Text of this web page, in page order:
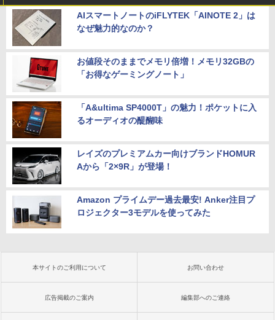
AIスマートノートのiFLYTEK「AINOTE 2」は
なぜ魅力的なのか？
お値段そのままでメモリ倍増！メモリ32GBの
「お得なゲーミングノート」
「A&ultima SP4000T」の魅力！ポケットに入
るオーディオの醍醐味
レイズのプレミアムカー向けブランドHOMUR
Aから「2×9R」が登場！
Amazon プライムデー過去最安! Anker注目プ
ロジェクター3モデルを使ってみた
本サイトのご利用について お問い合わせ
広告掲載のご案内 編集部へのご連絡